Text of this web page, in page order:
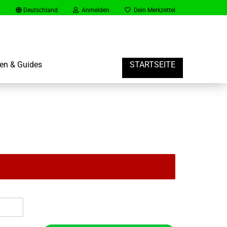
Deutschland Anmelden Dein Merkzettel
& Guides STARTSEITE